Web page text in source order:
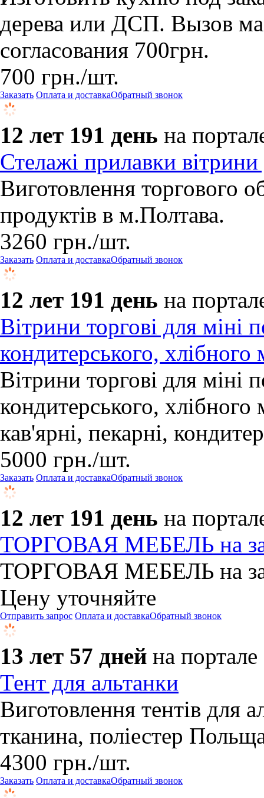
дерева или ДСП. Вызов
согласования 700грн.
700 грн./шт.
Заказать Оплата и доставкаОбратный звонок
12 лет 191 день на
Стелажі прилавки
Виготовлення торгового
продуктів в м.Полтава.
3260 грн./шт.
Заказать Оплата и доставкаОбратный звонок
12 лет 191 день на
Вітрини торгові для міні
кондитерського, хлібного
Вітрини торгові для міні
кондитерського, хлібного
кав'ярні, пекарні,
5000 грн./шт.
Заказать Оплата и доставкаОбратный звонок
12 лет 191 день на
ТОРГОВАЯ МЕБЕЛЬ на
ТОРГОВАЯ МЕБЕЛЬ на
Цену уточняйте
Отправить запрос Оплата и доставкаОбратный звонок
13 лет 57 дней на портале
Тент для альтанки
Виготовлення тентів для
тканина, поліестер
4300 грн./шт.
Заказать Оплата и доставкаОбратный звонок